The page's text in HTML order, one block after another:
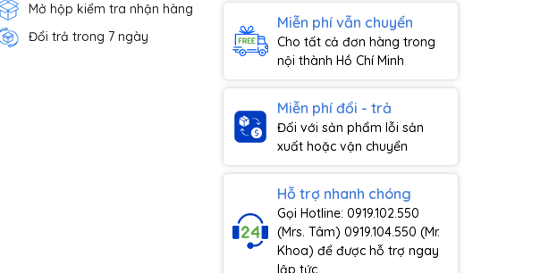
Mở hộp kiểm tra nhận hàng
Đổi trả trong 7 ngày
Miễn phí vẫn chuyển
Cho tất cả đơn hàng trong
nội thành Hồ Chí Minh
Miễn phí đổi - trả
Đối với sản phẩm lỗi sản
xuất hoặc vận chuyển
Hỗ trợ nhanh chóng
Gọi Hotline: 0919.102.550
(Mrs. Tâm) 0919.104.550 (Mr.
Khoa) để được hỗ trợ ngay
lập tức